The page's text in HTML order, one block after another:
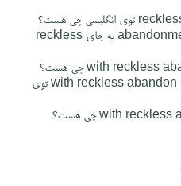
می‌شه توی جملات انگلیسی از abandonment به جای reckless
تفاوت with wild abandon و with reckless abandon توی